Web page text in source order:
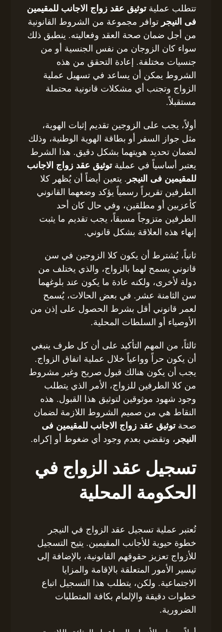
تتطلب عمليةتوثيق عقد زواج الاجانب للمقيمين
فى النيجر توافر مجموعة من الشروط القانونية
من أجل ضمان صحة العقد وفعاليته. ينطبق ذلك
سواء كان الزوجان من نفس الجنسية أو من
جنسيات مختلفة. إعادة التحقق من هذه
الشروط يمكن أن يساعد في تسهيل عملية
الزواج وتجنب أي مشكلات قانونية محتملة
مستقبلاً.
أولاً، يجب على الزوجين تقديم إثبات الهوية،
مثل جواز السفر أو بطاقة الهوية الوطنية، وذلك
لضمان تحديد هويتهما بشكل دقيق. هذا الشرط
يعتبر أساسياً في عمليةتوثيق عقد زواج الاجانب
للمقيمين فى النيجر . يتعين أيضاً أن يُظهر كلا
الطرفين تقريراً رسمياً يؤكد وضعهما القانوني
كأعزبين أو مطلقين، وفي حال كان أحد
الطرفين متزوجاً مسبقاً، يجب تقديم ما يثبت
إنهاء هذه العلاقة بشكل قانوني.
ثانياً، يُشترط أن يكون كلا الزوجين في سن
قانوني يسمح لهما بالزواج، والذي يختلف من
دولة لأخرى، ولكنه عادة ما يكون عند بلوغهما
سن الثامنة عشر. في بعض الحالات، يُسمح
لعمر قانوني أقل بشرط الحصول على إذن من
الأوصياء أو السلطات المحلية.
ثالثاً، من المهم التأكيد على أن كل طرف ينبغي
أن يكون حراً وواعياً خلال عملية اتفاق الزواج.
يجب أن يكون هنالك قبول صريح وغير مشروط
من كلا الطرفين للزواج، الأمر الذي يتطلب
وجود شهود موثوقين لتوثيق هذا القبول. هذه
النقاط هي من صميم الشروط اللازمة لضمان
صحةتوثيق عقد زواج الاجانب للمقيمين فى
النيجر ، وتقضي بعدم وجود أي ضغوط أو إكراه.
تسجيل عقد الزواج في
الحكومة المحلية
تُعتبر عملية تسجيل عقد الزواج في النيجر
خطوة حيوية للأجانب المقيمين. يتيح التسجيل
للأزواج تعزيز حقوقهم القانونية، بالإضافة إلى
تيسير الأمور المتعلقة بالإقامة والمزايا
الاجتماعية. ولكن، يتطلب هذا التسجيل اتباع
خطوات دقيقة والإلمام بكافة المتطلبات
الضرورية.